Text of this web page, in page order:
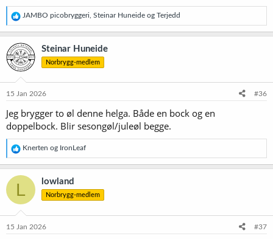
R
e
a
k
s
j
o
e
:
JAMBO picobryggeri Steinar Huneide og Terjedd
Steinar Huneide
Norbrygg-medlem
15 Jan 2026 #36
Jeg brygger to øl denne helga. Både en bock og en
doppelbock. Blir sesongøl/juleøl begge.
R
e
a
k
j
o
e
Knerten og IronLeaf
L lowland
Norbrygg-medlem
15 Jan 2026 #37